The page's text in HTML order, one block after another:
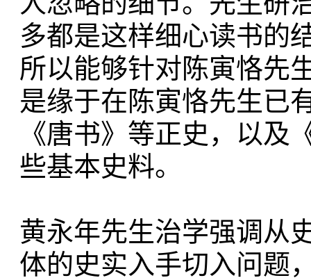
多都是这样细心读书的
所以能够针对陈寅恪先
是缘于在陈寅恪先生已
《唐书》等正史，以及
些基本史料。
黄永年先生治学强调从
体的史实入手切入问题